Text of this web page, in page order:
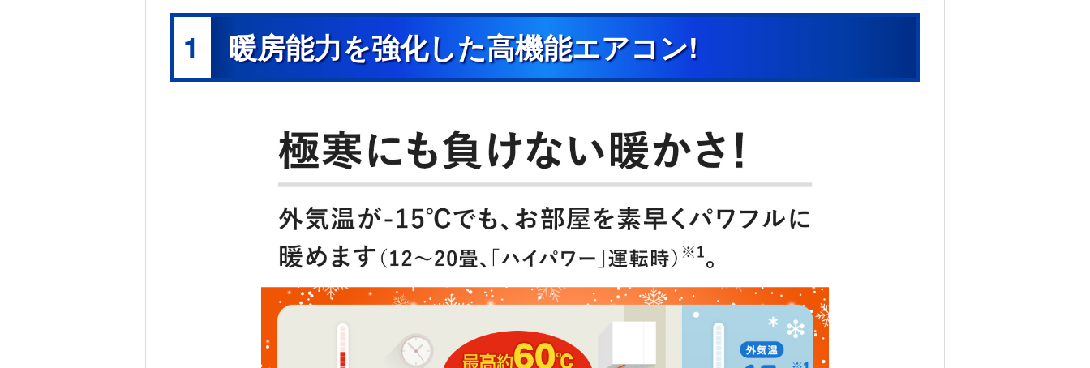
※13 付着してしまったカビ菌による汚れを取り除く機能ではございません。オゾンが発生する
ため、わずかにニオイを感じることがあります。エアコン内部を乾燥させるため、最大10分間
の弱暖房運転を行います。そのため、室温が2～3℃上がることや、室内湿度が上がることがあ
ります（「冷房」/「除湿」運転後）。お客様による設定が必要です。ご使用には電気代がかか
※15 エアコンやその周辺、お部屋にいる人の状態などを事前に十分確認してから操作してくだ
さい。無線LANに接続することで、「MyMUアプリ」によるスマートフォンからの操作やスマ
ートスピーカーを使用しての操作が可能になります。「MyMUアプリ」を使用するために、以
下のものや環境をご用意ください。・スマートフォン（対応OS：Android™8以上、iOS14以
CATV(ケーブルTV）など。インターネット通信料はお客様のご負担となります。）・ルータ
ー。詳しくは取扱説明書をご覧ください。
1 暖房能力を強化した高機能エアコン!